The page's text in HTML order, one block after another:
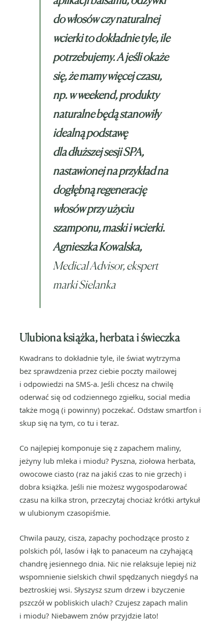
do włosów czy naturalnej
wcierki to dokładnie tyle, ile
potrzebujemy. A jeśli okaże
się, że mamy więcej czasu,
np. w weekend, produkty
naturalne będą stanowiły
idealną podstawę
dla dłuższej sesji SPA,
nastawionej na przykład na
dogłębną regenerację
włosów przy użyciu
szamponu, maski i wcierki.
Agnieszka Kowalska,
Medical Advisor, ekspert
marki Sielanka
Ulubiona książka, herbata i świeczka
Kwadrans to dokładnie tyle, ile świat wytrzyma
bez sprawdzenia przez ciebie poczty mailowej
i odpowiedzi na SMS-a. Jeśli chcesz na chwilę
oderwać się od codziennego zgiełku, social media
także mogą (i powinny) poczekać. Odstaw smartfon i
skup się na tym, co tu i teraz.
Co najlepiej komponuje się z zapachem maliny,
jeżyny lub mleka i miodu? Pyszna, ziołowa herbata,
owocowe ciasto (raz na jakiś czas to nie grzech) i
dobra książka. Jeśli nie możesz wygospodarować
czasu na kilka stron, przeczytaj chociaż krótki artykuł
w ulubionym czasopiśmie.
Chwila pauzy, cisza, zapachy pochodzące prosto z
polskich pól, lasów i łąk to panaceum na czyhającą
chandrę jesiennego dnia. Nic nie relaksuje lepiej niż
wspomnienie sielskich chwil spędzanych niegdyś na
beztroskiej wsi. Słyszysz szum drzew i bzyczenie
pszczół w pobliskich ulach? Czujesz zapach malin
i miodu? Niebawem znów przyjdzie lato!